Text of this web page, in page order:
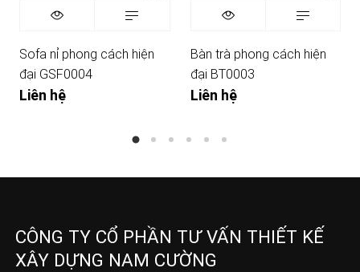
Sofa nỉ phong cách hiện
đại GSF0004
Liên hệ
Bàn trà phong cách hiện
đại BT0003
Liên hệ
CÔNG TY CỔ PHẦN TƯ VẤN THIẾT KẾ
XÂY DỰNG NAM CƯỜNG